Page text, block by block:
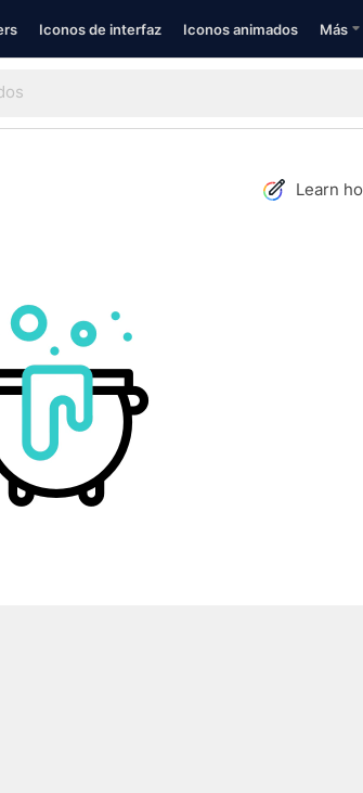
Iconos de interfaz Iconos animados Más
Learn